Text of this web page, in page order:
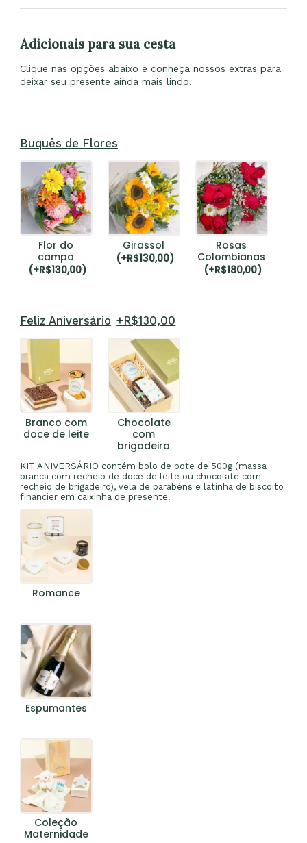
Adicionais para sua cesta
Clique nas opções abaixo e conheça nossos extras para
deixar seu presente ainda mais lindo.
Buquês de Flores
Flor do
campo
(+R$130,00)
Girassol
(+R$130,00)
Rosas
Colombianas
(+R$180,00)
Feliz Aniversário +R$130,00
Branco com
doce de leite
Chocolate
com
brigadeiro
KIT ANIVERSÁRIO contém bolo de pote de 500g (massa
branca com recheio de doce de leite ou chocolate com
recheio de brigadeiro), vela de parabéns e latinha de biscoito
financier em caixinha de presente.
Romance
Espumantes
Coleção
Maternidade